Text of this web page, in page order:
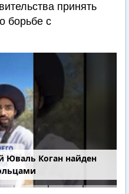
принять
борьбе с
Юваль Коган найден